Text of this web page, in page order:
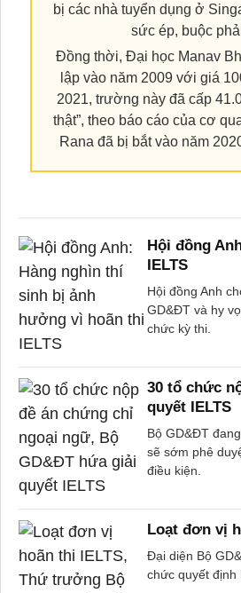
bị các nhà tuyển dụng ở
sức ép, buộc
Đồng thời, Đại học Manav
lập vào năm 2009 với giá
2021, trường này đã cấp
thật”, theo báo cáo của cơ
Rana đã bị bắt vào năm
Hội đồng
IELTS
Hội đồng Anh
GD&ĐT và hy
chức kỳ thi.
30 tổ chức
quyết IELTS
Bộ GD&ĐT
sẽ sớm phê
điều kiện.
Loạt đơn vị
Đại diện Bộ
chức quyết định